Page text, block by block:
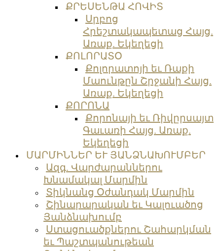
ՔՐԵՍԵՆԹԱ ՀՈՎԻՏ
Սրբոց
Հրեշտակապետաց Հայց.
Առաք. Եկեղեցի
ՔՈԼՈՐԱՏՕ
Քոլորատոյի եւ Ռաքի
Մաունթըն Շրջանի Հայց.
Առաք. Եկեղեցի
ՔՈՐՈՆԱ
Քորոնայի եւ Ռիվըրսայտ
Գաւառի Հայց. Առաք.
Եկեղեցի
ՄԱՐՄԻՆՆԵՐ ԵՒ ՅԱՆՁՆԱԽՈՒՄԲԵՐ
Ազգ. Վարժարաններու
Խնամակալ Մարմին
Տիկնանց Օժանդակ Մարմին
Շինարարական եւ Կալուածոց
Յանձնախումբ
Ստացուածքներու Շահարկման
եւ Պաշտպանութեան